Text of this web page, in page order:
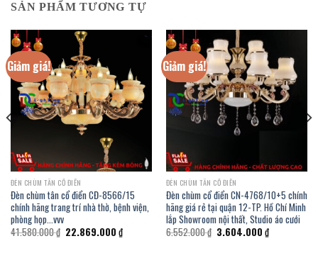
SẢN PHẨM TƯƠNG TỰ
Giảm giá!
ĐÈN CHÙM TÂN CỔ ĐIỂN
Đèn chùm tân cổ điển CĐ-8566/15
chính hãng trang trí nhà thờ, bệnh viện,
phòng họp…vvv
41.580.000₫ Giá
gốc
22.869.000 ₫Giá
hiện
Giảm giá!
ĐÈN CHÙM TÂN CỔ ĐIỂN
Đèn chùm cổ điển CN-4768/10+5 chính
hãng giá rẻ tại quận 12-TP. Hồ Chí Minh
lắp Showroom nội thất, Studio áo cưới
6.552.000₫ Giá
gốc
3.604.000 ₫Giá
hiện